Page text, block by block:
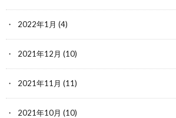
2022年1月 (4)
2021年12月 (10)
2021年11月 (11)
2021年10月 (10)